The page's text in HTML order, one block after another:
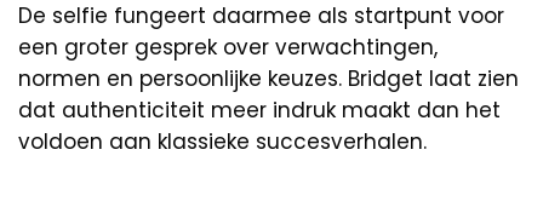
De selfie fungeert daarmee als startpunt voor
een groter gesprek over verwachtingen,
normen en persoonlijke keuzes. Bridget laat zien
dat authenticiteit meer indruk maakt dan het
voldoen aan klassieke succesverhalen.